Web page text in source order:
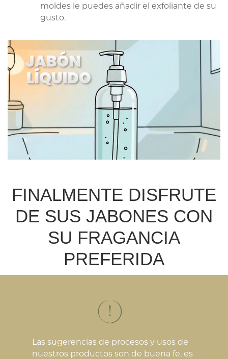
7
moldes le puedes añadir el exfoliante de su
gusto.
FINALMENTE DISFRUTE
DE SUS JABONES CON
SU FRAGANCIA
PREFERIDA
Las sugerencias de procesos y usos de
nuestros productos son de buena fe, es